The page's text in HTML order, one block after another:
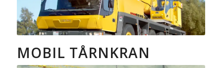
MOBIL TÅRNKRAN